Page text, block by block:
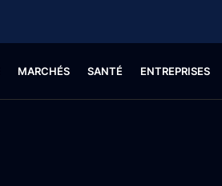
MARCHÉS SANTÉ ENTREPRISES